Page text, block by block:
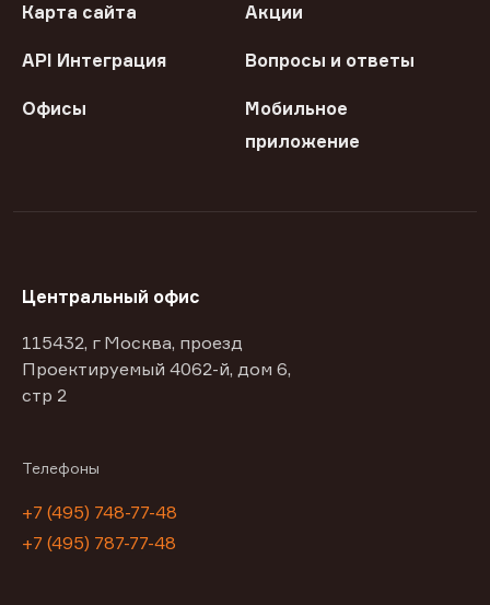
Карта сайта Акции
API Интеграция Вопросы и ответы
Офисы
Мобильное
приложение
Центральный офис
115432, г Москва, проезд
Проектируемый 4062-й, дом 6,
стр 2
Телефоны
+7 (495) 748-77-48
+7 (495) 787-77-48